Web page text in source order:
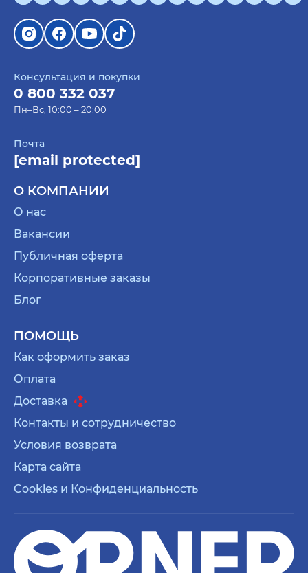
Консультация и покупки
0 800 332 037
Пн–Вс, 10:00 – 20:00
Почта
[email protected]
О КОМПАНИИ
О нас
Вакансии
Публичная оферта
Корпоративные заказы
Блог
ПОМОЩЬ
Как оформить заказ
Оплата
Доставка
Контакты и сотрудничество
Условия возврата
Карта сайта
Cookies и Конфиденциальность